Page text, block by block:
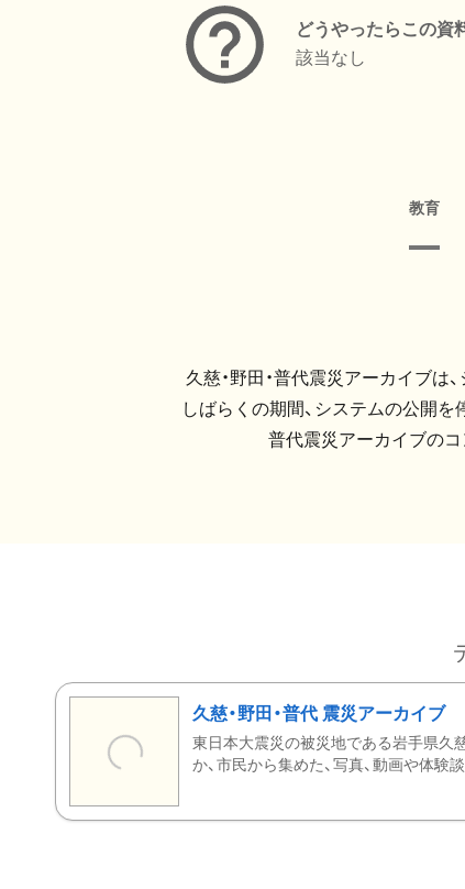
どうやったらこの資
該当なし
教育
久慈・野田・普代震災アーカイブは
しばらくの期間、システムの公開を
普代震災アーカイブの
久慈・野田・普代 震災アーカイブ
東日本大震災の被災地である岩手県久
か、市民から集めた、写真、動画や体験談